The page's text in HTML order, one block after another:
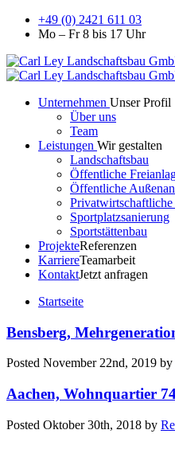
+49 (0) 2421 611 03
Mo – Fr 8 bis 17 Uhr
Unternehmen Unser Profil
Über uns
Team
Leistungen Wir gestalten
Landschaftsbau
Öffentliche
Öffentliche
Privatwirtschaftliche
Sportplatzsanierung
Sportstättenbau
ProjekteReferenzen
KarriereTeamarbeit
KontaktJetzt anfragen
Startseite
Bensberg,
Posted November 22nd, 2019 by
Aachen, Wohnquartier
Posted Oktober 30th, 2018 by